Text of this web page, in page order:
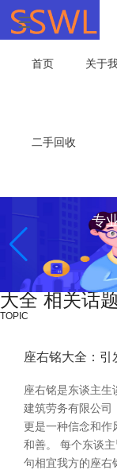
首页 关于
二手回收
专
大全 相关话题
TOPIC
座右铭大全：
座右铭是东谈主生
建筑劳务有限公司
更是一种信念和作
和善。 每个东谈
句相宜我方的座右